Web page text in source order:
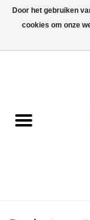
Huur met schipper
Door het gebruiken
cookies om onze